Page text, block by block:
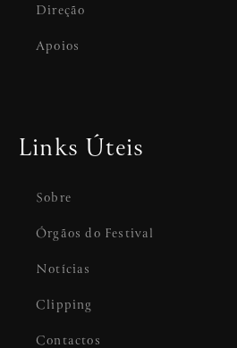
Direção
Apoios
Links Úteis
Sobre
Órgãos do Festival
Notícias
Clipping
Contactos